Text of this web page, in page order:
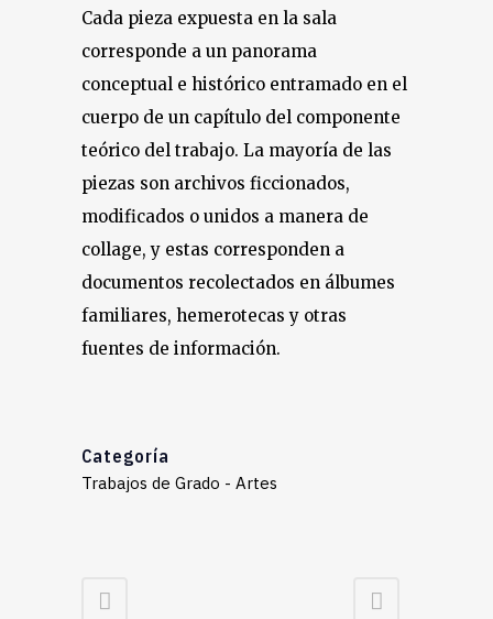
Cada pieza expuesta en la sala
corresponde a un panorama
conceptual e histórico entramado en el
cuerpo de un capítulo del componente
teórico del trabajo. La mayoría de las
piezas son archivos ficcionados,
modificados o unidos a manera de
collage, y estas corresponden a
documentos recolectados en álbumes
familiares, hemerotecas y otras
fuentes de información.
Categoría
Trabajos de Grado - Artes